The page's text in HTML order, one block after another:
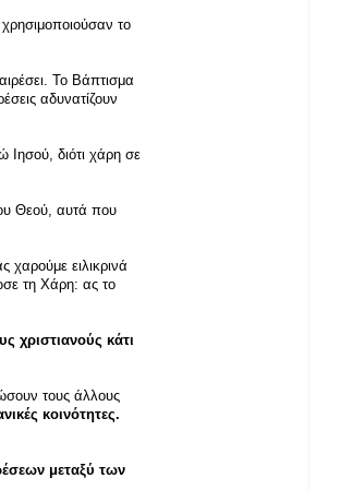
το
Το Βάπτισμα
αδυνατίζουν
Ιησού, διότι χάρη σε
Θεού, αυτά που
ειλικρινά
τη Χάρη: ας το
χριστιανούς κάτι
τους άλλους
κοινότητες.
μεταξύ των